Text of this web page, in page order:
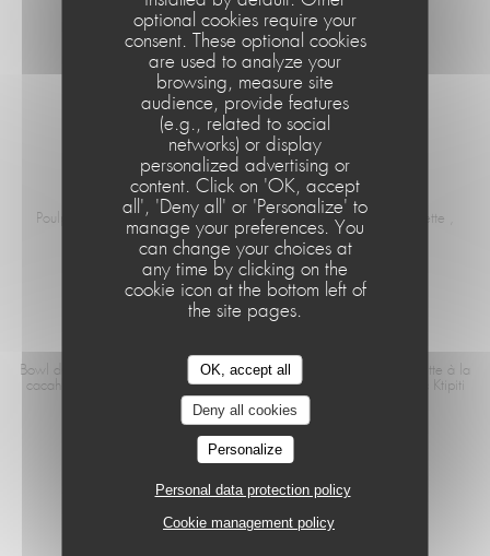
optional cookies require your
consent. These optional cookies
are used to analyze your
browsing, measure site
audience, provide features
(e.g., related to social
networks) or display
personalized advertising or
content. Click on 'OK, accept
all', 'Deny all' or 'Personalize' to
manage your preferences. You
can change your choices at
any time by clicking on the
cookie icon at the bottom left of
the site pages.
OK, accept all
Deny all cookies
Personalize
Personal data protection policy
Cookie management policy
MENU ENFANT
Steak haché et frite ou Fish and chips Boisson et Glace
12,00 EUR
POULPE
Poulpe grillé, purée de coco au sésame , sauce chimichurri , roquette ,
légume de la ferme
21,50 EUR
Bowl du café Tataki de thon , algues Wakamé/fève , sauce Vinaigrette à la
cacahuètes, mangue , riz sushi , tomate Version Végétarienne : avec Ktipiti
19,50 EUR
Le Café de la Plage